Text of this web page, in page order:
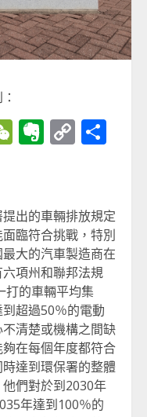
WeChat
Evernote
Copy
出的車輛排放規定
臨符合挑戰，特別
大的汽車製造商在
項州和聯邦法規
打的車輛平均集
超過50％的電動
清楚或機構之間缺
在每個年度都符合
達到環保署的整體
們對於到2030年
年達到100％的